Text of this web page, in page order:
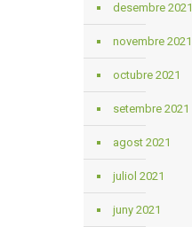
desembre 2021
novembre 2021
octubre 2021
setembre 2021
agost 2021
juliol 2021
juny 2021